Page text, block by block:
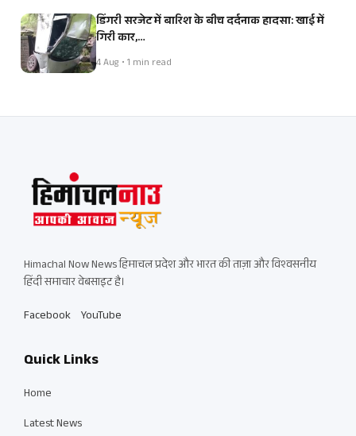
डिंगरी सरजेट में बारिश के बीच दर्दनाक हादसा: खाई में
गिरी कार,…
4 Aug • 1 min read
Himachal Now News हिमाचल प्रदेश और भारत की ताज़ा और विश्वसनीय
हिंदी समाचार वेबसाइट है।
Facebook YouTube
Quick Links
Home
Latest News